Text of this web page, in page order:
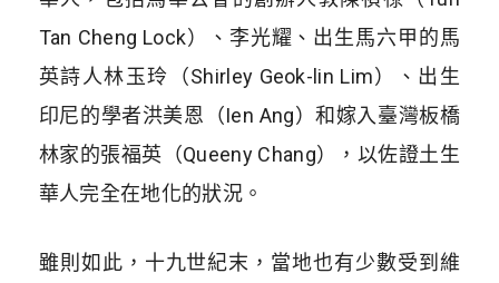
Tan Cheng Lock）、李光耀、出生馬六甲的馬
英詩人林玉玲（Shirley Geok-lin Lim）、出生
印尼的學者洪美恩（Ien Ang）和嫁入臺灣板橋
林家的張福英（Queeny Chang），以佐證土生
華人完全在地化的狀況。
雖則如此，十九世紀末，當地也有少數受到維